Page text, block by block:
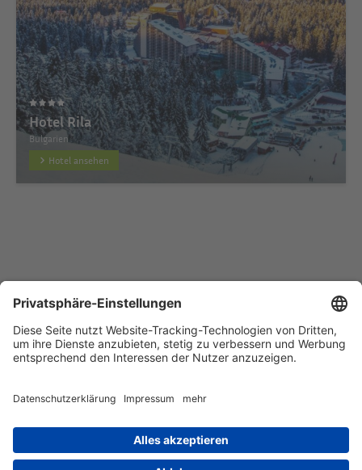
Hotel Rila
Bulgarien
Hotel ansehen
Startseite Hotel hinzufügen Datenschutzerklärung
Impressum
HTML Sitemap
eRecht24